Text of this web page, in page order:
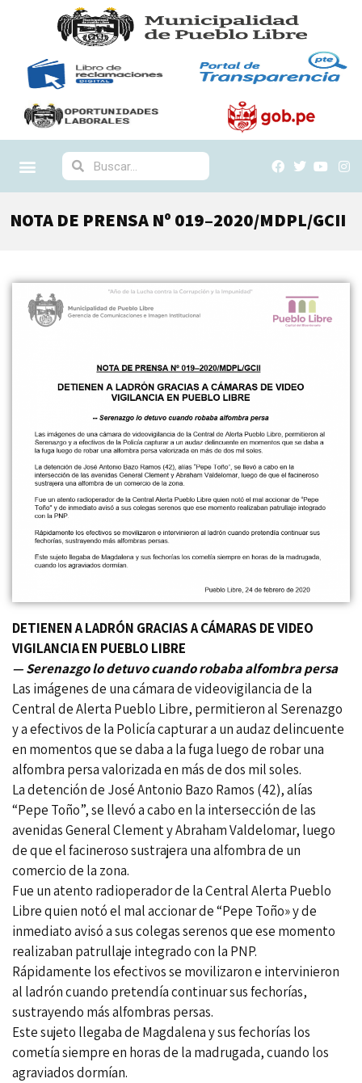
NOTA DE PRENSA Nº 019–2020/MDPL/GCII
DETIENEN A LADRÓN GRACIAS A CÁMARAS DE VIDEO
VIGILANCIA EN PUEBLO LIBRE
— Serenazgo lo detuvo cuando robaba alfombra persa
Las imágenes de una cámara de videovigilancia de la
Central de Alerta Pueblo Libre, permitieron al Serenazgo
y a efectivos de la Policía capturar a un audaz delincuente
en momentos que se daba a la fuga luego de robar una
alfombra persa valorizada en más de dos mil soles.
La detención de José Antonio Bazo Ramos (42), alías
“Pepe Toño”, se llevó a cabo en la intersección de las
avenidas General Clement y Abraham Valdelomar, luego
de que el facineroso sustrajera una alfombra de un
comercio de la zona.
Fue un atento radioperador de la Central Alerta Pueblo
Libre quien notó el mal accionar de “Pepe Toño» y de
inmediato avisó a sus colegas serenos que ese momento
realizaban patrullaje integrado con la PNP.
Rápidamente los efectivos se movilizaron e intervinieron
al ladrón cuando pretendía continuar sus fechorías,
sustrayendo más alfombras persas.
Este sujeto llegaba de Magdalena y sus fechorías los
cometía siempre en horas de la madrugada, cuando los
agraviados dormían.